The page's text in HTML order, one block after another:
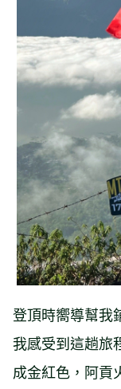
登頂時嚮導幫我
我感受到這趟旅
成金紅色，阿貢